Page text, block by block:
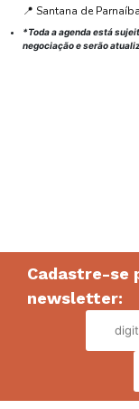
📍 Santana de
*Toda a agenda está
negociação e serão
Cadastre-se
newsletter: